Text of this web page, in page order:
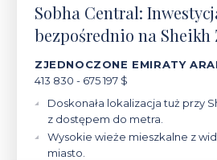
Sobha Central:
bezpośrednio na Sheikh
ZJEDNOCZONE EMIRATY
413 830 - 675 197 $
Doskonała lokalizacja tuż przy
z dostępem do metra.
Wysokie wieże mieszkalne z
miasto.